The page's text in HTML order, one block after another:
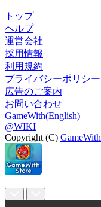
トップ
ヘルプ
運営会社
採用情報
利用規約
プライバシーポリシー
広告のご案内
お問い合わせ
GameWith(English)
@WIKI
Copyright (C) GameWith